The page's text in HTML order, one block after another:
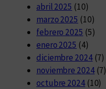
abril 2025 (10)
marzo 2025 (10)
febrero 2025 (5)
enero 2025 (4)
diciembre 2024(7)
noviembre 2024(7)
octubre 2024(10)